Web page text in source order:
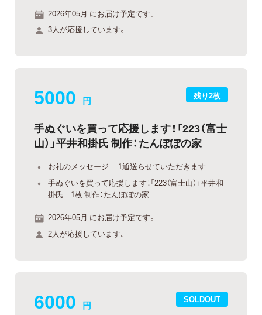
2026年05月 にお届け予定です。
3人が応援しています。
残り2枚
5000 円
手ぬぐいを買って応援します！「223（富士
山）」平井和掛氏 制作：たんぽぽの家
お礼のメッセージ 1通送らせていただきます
手ぬぐいを買って応援します！「223（富士山）」平井和
掛氏 1枚 制作：たんぽぽの家
2026年05月 にお届け予定です。
2人が応援しています。
SOLDOUT
6000 円